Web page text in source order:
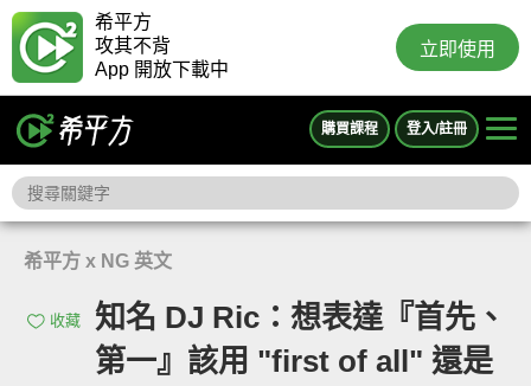
希平方
攻其不背
App 開放下載中
立即使用
購買課程 登入/註冊
希平方 x NG 英文
收藏
知名 DJ Ric：想表達『首先、
第一』該用 "first of all" 還是